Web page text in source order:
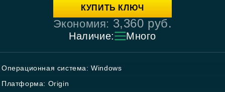
КУПИТЬ КЛЮЧ
Экономия: 3,360 руб.
Наличие: Много
Операционная система: Windows
Платформа: Origin